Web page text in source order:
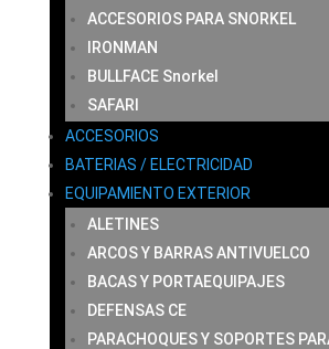
ACCESORIOS PARA SNORKEL
IRONMAN
BULLFACE Snorkel
SAFARI
ACCESORIOS
BATERIAS / ELECTRICIDAD
EQUIPAMIENTO EXTERIOR
ALETINES
ARCOS Y BARRAS ANTIVUELCO
BACAS Y PORTAEQUIPAJES
DEFENSAS CE
PARACHOQUES Y SOPORTES